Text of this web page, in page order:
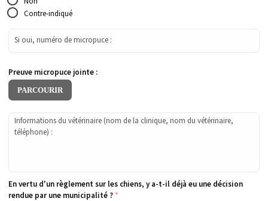
Contre-indiqué
Si oui, numéro de micropuce :
Preuve micropuce jointe :
PARCOURIR
Informations du vétérinaire (nom de la clinique, nom du vétérinaire,
téléphone) :
En vertu d'un règlement sur les chiens, y a-t-il déjà eu une décision
rendue par une municipalité ? *